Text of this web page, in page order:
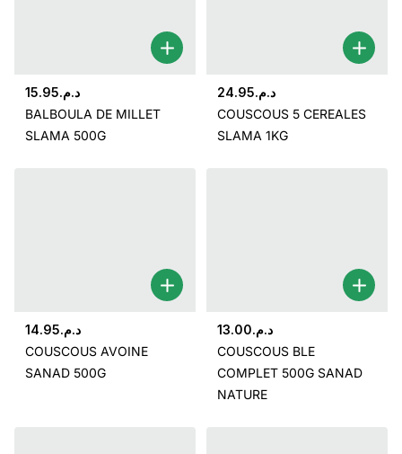
د.م.15.95
BALBOULA DE MILLET
SLAMA 500G
د.م.24.95
COUSCOUS 5 CEREALES
SLAMA 1KG
د.م.14.95
COUSCOUS AVOINE
SANAD 500G
د.م.13.00
COUSCOUS BLE
COMPLET 500G SANAD
NATURE